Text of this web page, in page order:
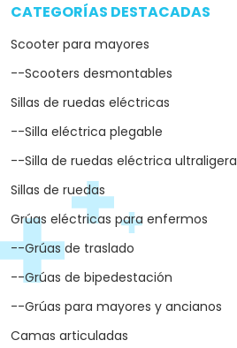
CATEGORÍAS DESTACADAS
Scooter para mayores
--Scooters desmontables
Sillas de ruedas eléctricas
--Silla eléctrica plegable
--Silla de ruedas eléctrica ultraligera
Sillas de ruedas
Grúas eléctricas para enfermos
--Grúas de traslado
--Grúas de bipedestación
--Grúas para mayores y ancianos
Camas articuladas